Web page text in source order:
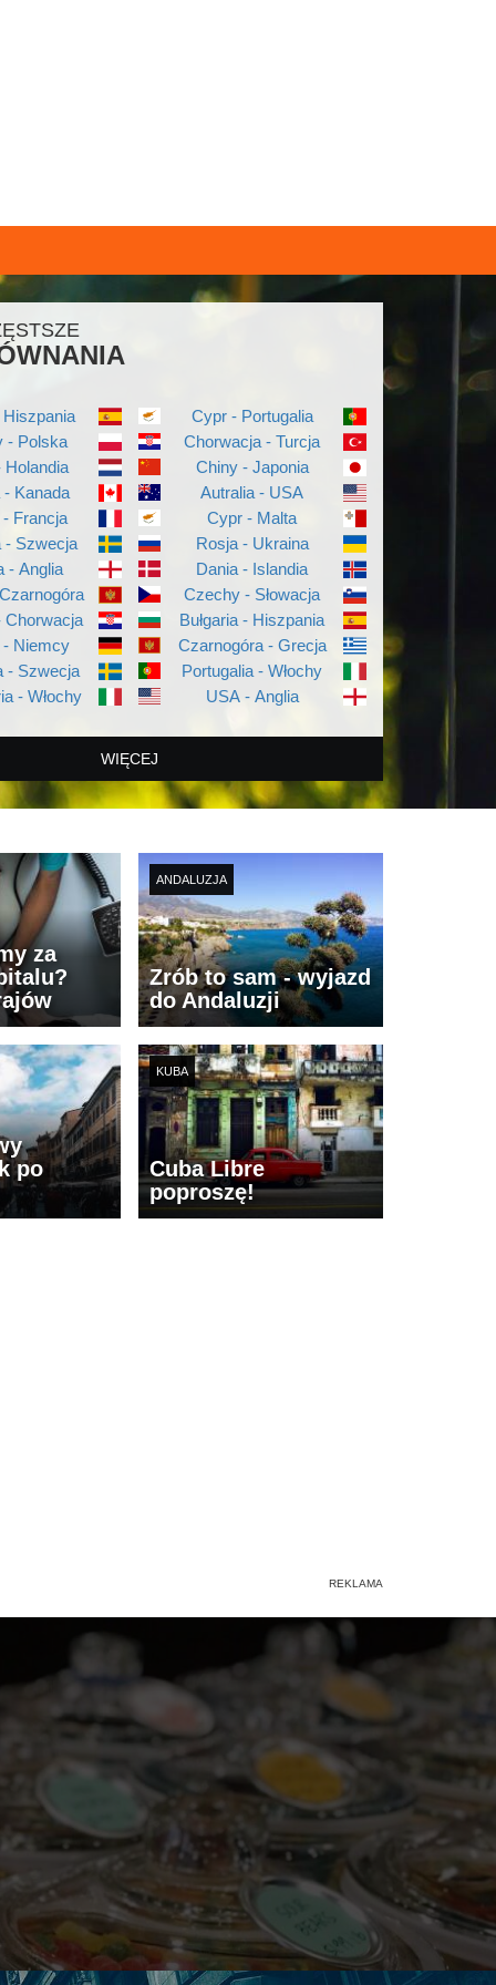
- Polska
Holandia
- Kanada
Francja
- Szwecja
- Anglia
Chorwacja
- Niemcy
- Szwecja
- Włochy
Cypr - Portugalia
Chorwacja - Turcja
Chiny - Japonia
Autralia - USA
Cypr - Malta
Rosja - Ukraina
Dania - Islandia
Czechy - Słowacja
Bułgaria - Hiszpania
Czarnogóra - Grecja
Portugalia - Włochy
USA - Anglia
WIĘCEJ
za
ANDALUZJA
Zrób to sam - wyjazd
do Andaluzji
po
KUBA
Cuba Libre
poproszę!